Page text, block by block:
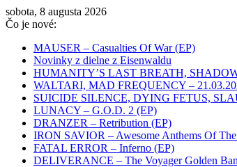
sobota, 8 augusta 2026
Čo je nové:
MAUSER – Casualties Of War (EP)
Novinky z dielne z Eisenwaldu
HUMANITY’S LAST BREATH,
WALTARI, MAD FREQUENCY –
SUICIDE SILENCE, DYING FETUS,
LUNACY – G.O.D. 2 (EP)
DRANZER – Retribution (EP)
IRON SAVIOR – Awesome Anthems Of
FATAL ERROR – Inferno (EP)
DELIVERANCE – The Voyager Golden